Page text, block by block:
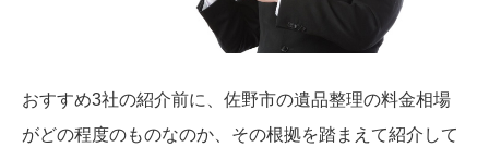
おすすめ3社の紹介前に、佐野市の遺品整理の料金相場
がどの程度のものなのか、その根拠を踏まえて紹介して